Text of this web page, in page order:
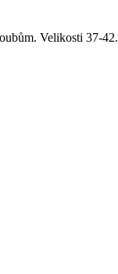
Velikosti 37-42.